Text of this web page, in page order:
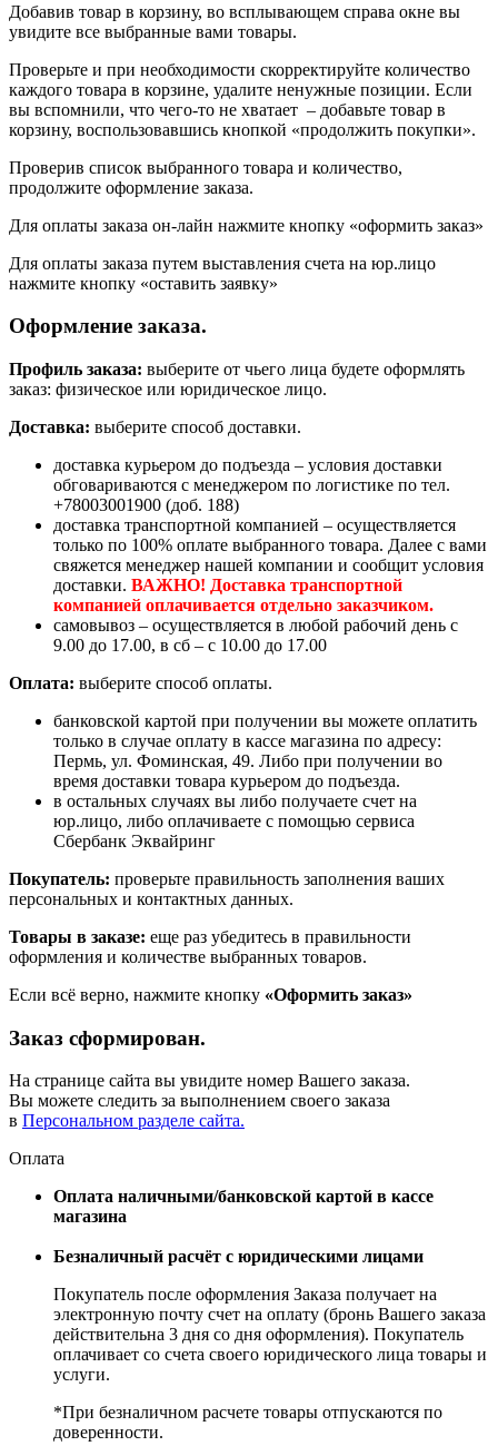
Добавив товар в корзину, во всплывающем справа окне вы
увидите все выбранные вами товары.
Проверьте и при необходимости скорректируйте количество
каждого товара в корзине, удалите ненужные позиции. Если
вы вспомнили, что чего-то не хватает – добавьте товар в
корзину, воспользовавшись кнопкой «продолжить покупки».
Проверив список выбранного товара и количество,
продолжите оформление заказа.
Для оплаты заказа он-лайн нажмите кнопку «оформить заказ»
Для оплаты заказа путем выставления счета на юр.лицо
нажмите кнопку «оставить заявку»
Оформление заказа.
Профиль заказа: выберите от чьего лица будете оформлять
заказ: физическое или юридическое лицо.
Доставка: выберите способ доставки.
доставка курьером до подъезда – условия доставки
обговариваются с менеджером по логистике по тел.
+78003001900 (доб. 188)
доставка транспортной компанией – осуществляется
только по 100% оплате выбранного товара. Далее с вами
свяжется менеджер нашей компании и сообщит условия
доставки. ВАЖНО! Доставка транспортной
компанией оплачивается отдельно заказчиком.
самовывоз – осуществляется в любой рабочий день с
9.00 до 17.00, в сб – с 10.00 до 17.00
Оплата: выберите способ оплаты.
банковской картой при получении вы можете оплатить
только в случае оплату в кассе магазина по адресу:
Пермь, ул. Фоминская, 49. Либо при получении во
время доставки товара курьером до подъезда.
в остальных случаях вы либо получаете счет на
юр.лицо, либо оплачиваете с помощью сервиса
Сбербанк Эквайринг
Покупатель: проверьте правильность заполнения ваших
персональных и контактных данных.
Товары в заказе: еще раз убедитесь в правильности
оформления и количестве выбранных товаров.
Если всё верно, нажмите кнопку «Оформить заказ»
Заказ сформирован.
На странице сайта вы увидите номер Вашего заказа.
Вы можете следить за выполнением своего заказа
в Персональном разделе сайта.
Оплата
Оплата наличными/банковской картой в кассе
магазина
Безналичный расчёт с юридическими лицами
Покупатель после оформления Заказа получает на
электронную почту счет на оплату (бронь Вашего заказа
действительна 3 дня со дня оформления). Покупатель
оплачивает со счета своего юридического лица товары и
услуги.
*При безналичном расчете товары отпускаются по
доверенности.